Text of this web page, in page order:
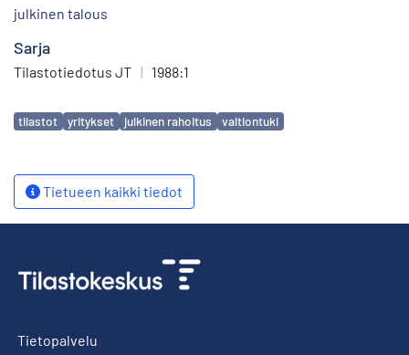
julkinen talous
Sarja
Tilastotiedotus JT | 1988:1
Avainsanat
tilastot yritykset julkinen rahoitus valtiontuki
Tietueen kaikki tiedot
Tietopalvelu